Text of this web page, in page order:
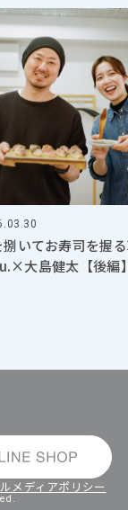
捌いてお寿司を握
大島健太【後編
メディアポリシー